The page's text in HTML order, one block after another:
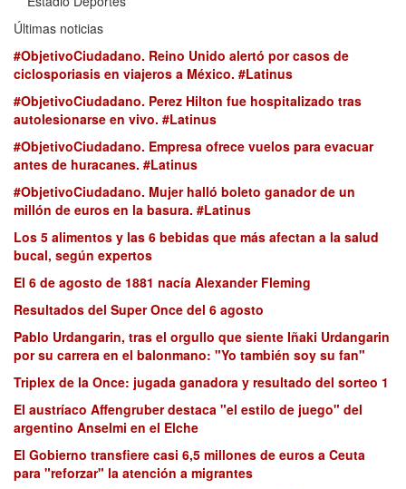
Últimas noticias
#ObjetivoCiudadano. Reino Unido alertó por casos de
ciclosporiasis en viajeros a México. #Latinus
#ObjetivoCiudadano. Perez Hilton fue hospitalizado tras
autolesionarse en vivo. #Latinus
#ObjetivoCiudadano. Empresa ofrece vuelos para evacuar
antes de huracanes. #Latinus
#ObjetivoCiudadano. Mujer halló boleto ganador de un
millón de euros en la basura. #Latinus
Los 5 alimentos y las 6 bebidas que más afectan a la salud
bucal, según expertos
El 6 de agosto de 1881 nacía Alexander Fleming
Resultados del Super Once del 6 agosto
Pablo Urdangarin, tras el orgullo que siente Iñaki Urdangarin
por su carrera en el balonmano: "Yo también soy su fan"
Triplex de la Once: jugada ganadora y resultado del sorteo 1
El austríaco Affengruber destaca "el estilo de juego" del
argentino Anselmi en el Elche
El Gobierno transfiere casi 6,5 millones de euros a Ceuta
para "reforzar" la atención a migrantes